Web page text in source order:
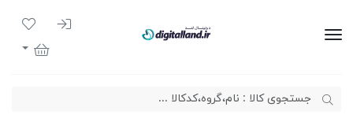
ورود به
لیست
سبد خرید